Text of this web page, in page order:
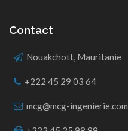
Contact
Nouakchott, Mauritanie
+222 45 29 03 64
mcg@mcg-ingenierie.com